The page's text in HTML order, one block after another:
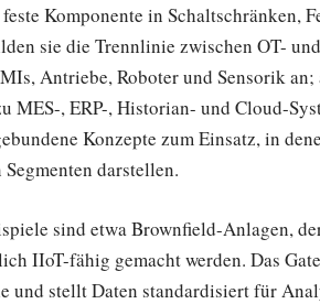
feste Komponente in
sie die Trennlinie zwischen OT-
Antriebe, Roboter und Sensorik
MES-, ERP-, Historian- und Cloud-
Konzepte zum Einsatz, in
darstellen.
sind etwa Brownfield-Anlagen,
IIoT-fähig gemacht werden. Das
und stellt Daten standardisiert für